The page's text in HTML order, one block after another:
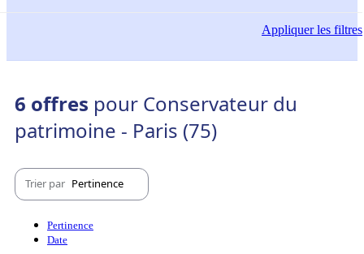
Appliquerles filtres
6 offres pour Conservateur du
patrimoine - Paris (75)
Trier par Pertinence
Pertinence
Date